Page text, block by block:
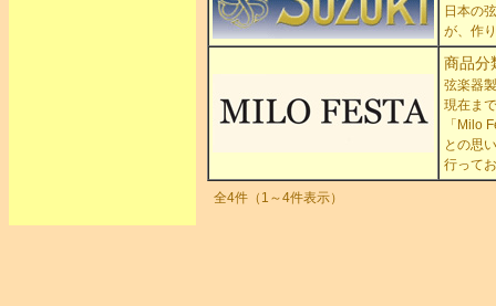
日本の
が、作
商品分
弦楽器
現在ま
「Milo
との思
行って
全4件（1～4件表示）